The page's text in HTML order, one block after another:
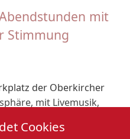
Cookies
mit
Stimmung
der Oberkircher
mit Livemusik,